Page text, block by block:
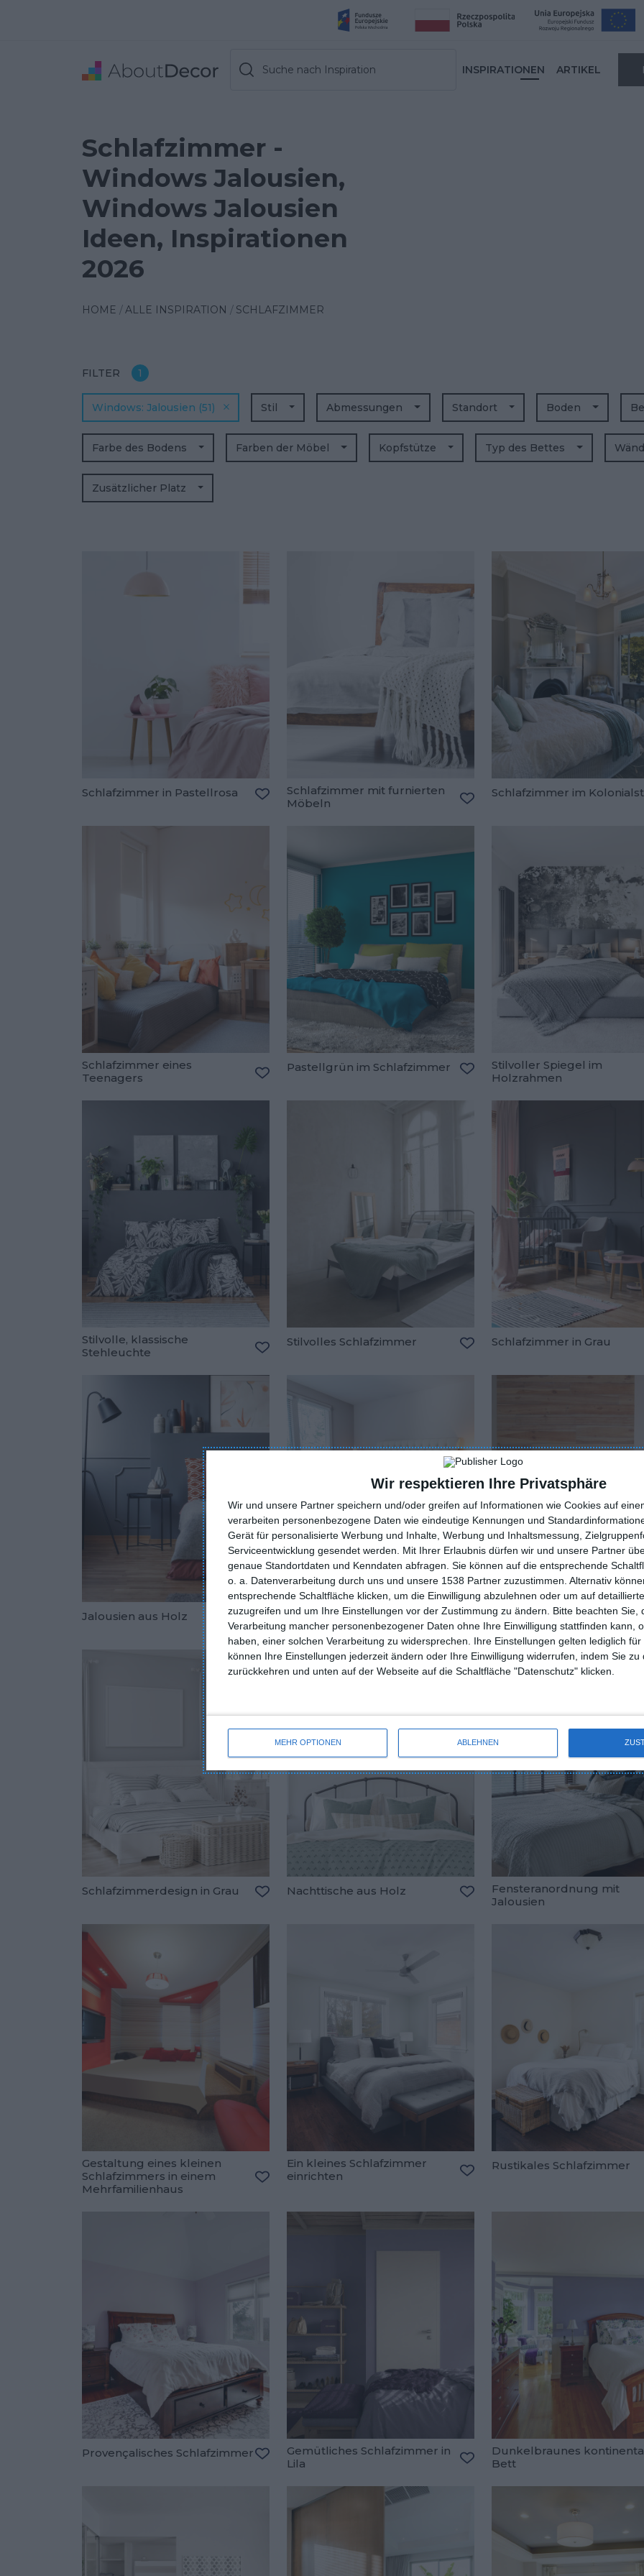
Wir respektieren Ihre Privatsphäre
Wir und unsere Partner speichern und/oder greifen auf Informationen wie Cookies auf
verarbeiten personenbezogene Daten wie eindeutige Kennungen und
Gerät für personalisierte Werbung und Inhalte, Werbung und Inhaltsmessung,
Serviceentwicklung gesendet werden.
Mit Ihrer Erlaubnis dürfen wir und unsere Partner
genaue Standortdaten und Kenndaten abfragen. Sie können auf die entsprechende
o. a. Datenverarbeitung durch uns und unsere 1538 Partner zuzustimmen. Alternativ
entsprechende Schaltfläche klicken, um die Einwilligung abzulehnen oder um auf
zuzugreifen und um Ihre Einstellungen vor der Zustimmung zu ändern.
Bitte beachten Sie,
Verarbeitung mancher personenbezogener Daten ohne Ihre Einwilligung stattfinden kann,
haben, einer solchen Verarbeitung zu widersprechen. Ihre Einstellungen gelten lediglich
können Ihre Einstellungen jederzeit ändern oder Ihre Einwilligung widerrufen, indem Sie zu
zurückkehren und unten auf der Webseite auf die Schaltfläche "Datenschutz" klicken.
MEHR OPTIONEN ABLEHNEN
Suche nach Inspiration INSPIRATIONEN ARTIKEL
Schlafzimmer -
Windows Jalousien,
Windows Jalousien
Ideen, Inspirationen
2026
HOME ALLE INSPIRATION SCHLAFZIMMER
FILTER 1
Stil Abmessungen Standort Boden
Jalousien (51)
Windows
Farbe des Bodens Farben der Möbel Kopfstütze Typ des Bettes
Zusätzlicher Platz
Schlafzimmer in Pastellrosa
Zu den Favoriten hinzufügen
Schlafzimmer mit furnierten
Möbeln
Schlafzimmer im
Schlafzimmer eines
Teenagers
Pastellgrün im Schlafzimmer
Zu den Favoriten hinzufügen
Stilvoller Spiegel im
Holzrahmen
Stilvolle, klassische
Stehleuchte
Stilvolles Schlafzimmer Schlafzimmer in Grau
Jalousien aus Holz
Zu den Favoriten hinzufügen
Klassischer Stil
Zu den Favoriten hinzufügen
Kufen-Sessel als
im Schlafzimmer
Schlafzimmerdesign in Grau Nachttische aus Holz
Zu den Favoriten hinzufügen
Fensteranordnung mit
Jalousien
Gestaltung eines kleinen
Schlafzimmers in einem
Mehrfamilienhaus
Ein kleines Schlafzimmer
einrichten
Rustikales Schlafzimmer
Provençalisches Schlafzimmer
Zu den Favoriten hinzufügen
Gemütliches Schlafzimmer in
Lila
Dunkelbraunes
Bett